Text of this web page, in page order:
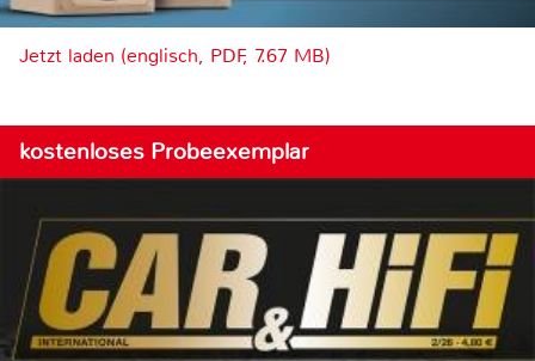
Jetzt laden (englisch, PDF, 7.67 MB)
kostenloses Probeexemplar